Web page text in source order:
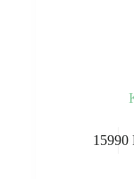
15990